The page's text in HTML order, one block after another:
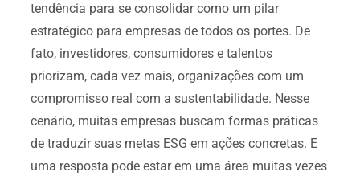
tendência para se consolidar como um pilar
estratégico para empresas de todos os portes. De
fato, investidores, consumidores e talentos
priorizam, cada vez mais, organizações com um
compromisso real com a sustentabilidade. Nesse
cenário, muitas empresas buscam formas práticas
de traduzir suas metas ESG em ações concretas. E
uma resposta pode estar em uma área muitas vezes